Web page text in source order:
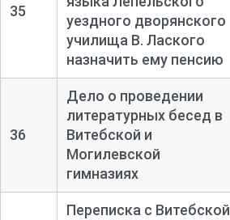
35
уездного дворянского
училища В. Лаского
назначить ему пенсию
36
Дело о проведении
литературных бесед в
Витебской и
Могилевской
гимназиях
Переписка с Витебской